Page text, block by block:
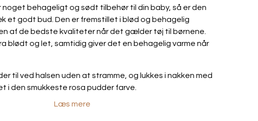
noget behageligt og sødt tilbehør til din baby, så er den
et godt bud. Den er fremstillet i blød og behagelig
af de bedste kvaliteter når det gælder tøj til børnene.
blødt og let, samtidig giver det en behagelig varme når
til ved halsen uden at stramme, og lukkes i nakken med
i den smukkeste rosa pudder farve.
Læs mere